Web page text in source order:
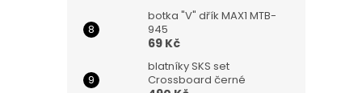
botka "V" dřík MAX1 MTB-
945
69 Kč
blatníky SKS set
Crossboard černé